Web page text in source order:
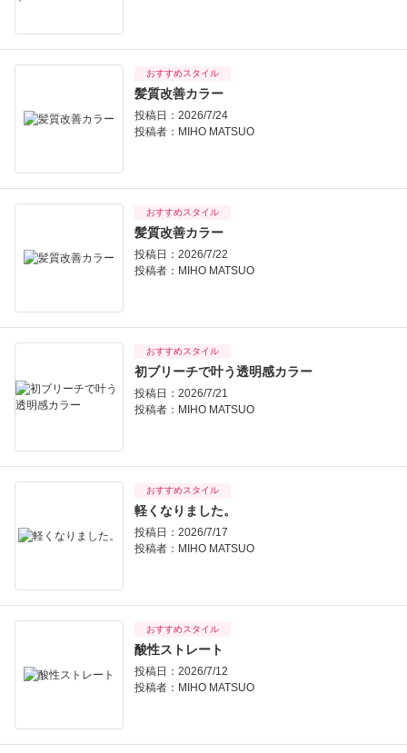
おすすめスタイル
髪質改善カラー
投稿日：2026/7/24
投稿者： MIHO MATSUO
おすすめスタイル
髪質改善カラー
投稿日：2026/7/22
投稿者： MIHO MATSUO
おすすめスタイル
初ブリーチで叶う透明感カラー
投稿日：2026/7/21
投稿者： MIHO MATSUO
おすすめスタイル
軽くなりました。
投稿日：2026/7/17
投稿者： MIHO MATSUO
おすすめスタイル
酸性ストレート
投稿日：2026/7/12
投稿者： MIHO MATSUO